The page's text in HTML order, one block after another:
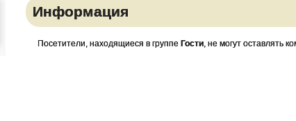
Информация
Посетители, находящиеся в группе Гости, не могут оставлять